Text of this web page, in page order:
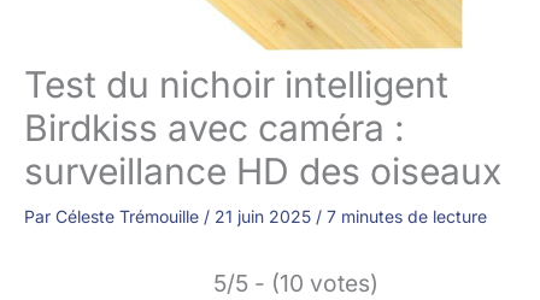
Test du nichoir intelligent
Birdkiss avec caméra :
surveillance HD des oiseaux
Par Céleste Trémouille / 21 juin 2025 / 7 minutes de lecture
5/5 - (10 votes)